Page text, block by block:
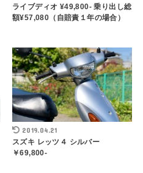
ライブディオ ¥49,800- 乗り出し総
額¥57,080（自賠責１年の場合）
2019.04.21
スズキ レッツ４ シルバー
￥69,800-